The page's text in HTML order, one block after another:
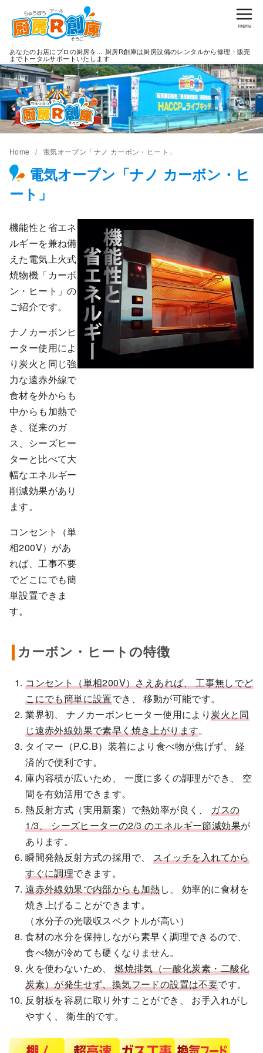
ツ
へ
移
動
あなたのお店にプロの厨房を… 厨房R創庫は厨房設備のレンタルから修理・販売
までトータルサポートいたします
Home 電気オーブン「ナノ カーボン・ヒート」
電気オーブン「ナノ カーボン・ヒ
ート」
機能性と省エネ
ルギーを兼ね備
えた電気上火式
焼物機「カーボ
ン・ヒート」の
ご紹介です。
ナノカーボンヒ
ーター使用によ
り炭火と同じ強
力な遠赤外線で
食材を外からも
中からも加熱で
き、従来のガ
ス、シーズヒー
ターと比べて大
幅なエネルギー
削減効果があり
ます。
コンセント（単
相200V）があ
れば、工事不要
でどこにでも簡
単設置できま
す。
カーボン・ヒートの特徴
コンセント（単相200V）さえあれば、 工事無しでど
こにでも簡単に設置でき、 移動が可能です。
業界初、 ナノカーボンヒーター使用により炭火と同
じ遠赤外線効果で素早く焼き上がります。
タイマー（P.C.B）装着により食べ物が焦げず、 経
済的で便利です。
庫内容積が広いため、 一度に多くの調理ができ、 空
間を有効活用できます。
熱反射方式（実用新案）で熱効率が良く、ガスの
1/3、 シーズヒーターの2/3 のエネルギー節減効果が
あります。
瞬間発熱反射方式の採用で、 スイッチを入れてから
すぐに調理できます。
遠赤外線効果で内部からも加熱し、 効率的に食材を
焼き上げることができます。
（水分子の光吸収スペクトルが高い）
食材の水分を保持しながら素早く調理できるので、
食べ物が冷めても硬くなりません。
火を使わないため、燃焼排気（一酸化炭素・二酸化
炭素）が発生せず、換気フードの設置は不要です。
反射板を容易に取り外すことができ、 お手入れがし
やすく、 衛生的です。